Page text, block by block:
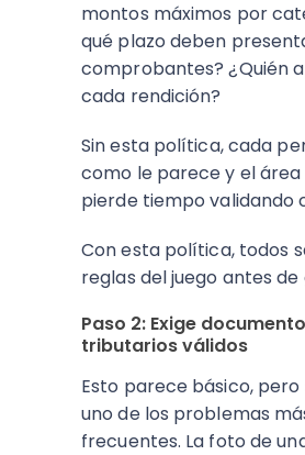
montos máximos por
qué plazo deben
comprobantes? ¿Quién
cada rendición?
Sin esta política, cada
como le parece y el
pierde tiempo validando
Con esta política, todos
reglas del juego antes de
Paso 2: Exige
tributarios válidos
Esto parece básico, pero
uno de los problemas
frecuentes. La foto de